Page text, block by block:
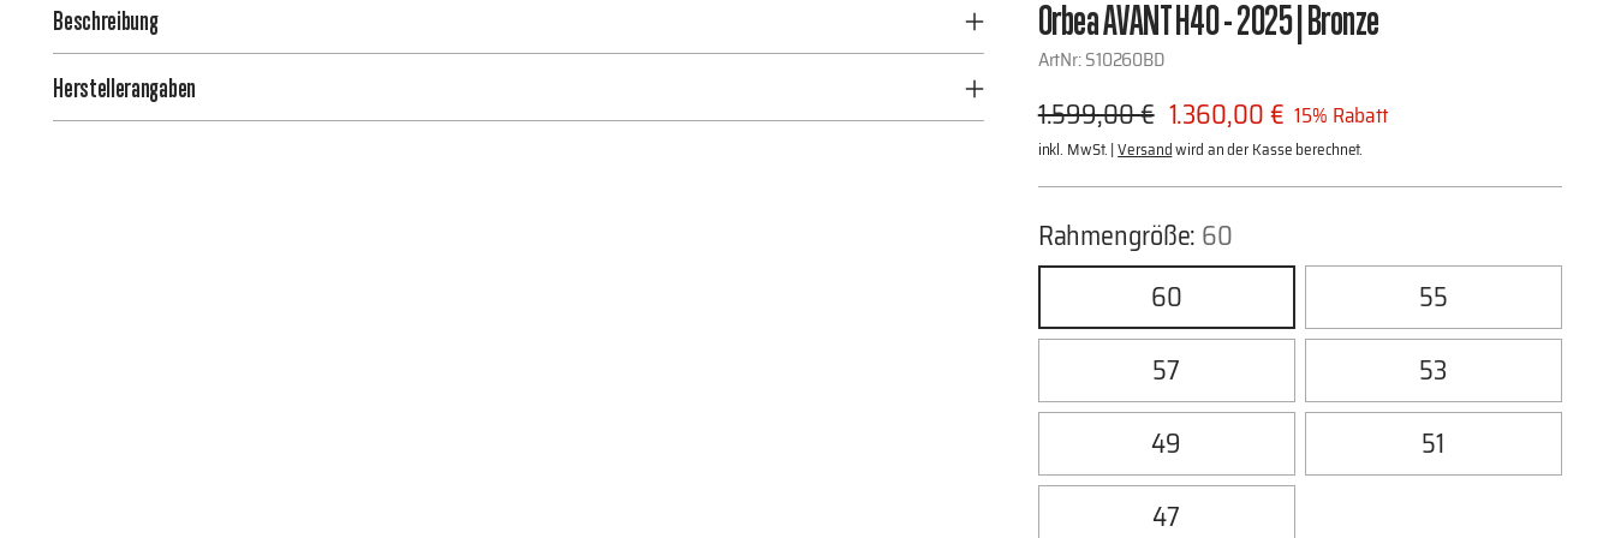
Beschreibung
Herstellerangaben
Orbea AVANT H40 - 2025 | Bronze
ArtNr: S10260BD
Regulärer
Preis
1.599,00 € 1.360,00 € 15% Rabatt
inkl. MwSt. |Versandwird an der Kasse berechnet.
Rahmengröße: 60
60
55
57
53
49
51
47